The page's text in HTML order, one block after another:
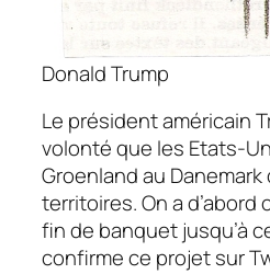
Donald Trump
Le président américain
volonté que les Etats-
Groenland au Danemark
territoires. On a d’abord
fin de banquet jusqu’à
confirme ce projet sur